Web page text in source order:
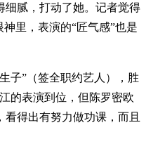
细腻，打动了她。记者觉得
里，表演的“匠气感”也是
子”（签全职约艺人），胜
的表演到位，但陈罗密欧
得出有努力做功课，而且